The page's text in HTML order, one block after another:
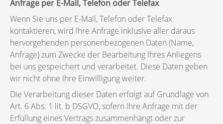
Anfrage per E-Mail, Telefon oder Telefax
Wenn Sie uns per E-Mail, Telefon oder Telefax
kontaktieren, wird Ihre Anfrage inklusive aller daraus
hervorgehenden personenbezogenen Daten (Name,
Anfrage) zum Zwecke der Bearbeitung Ihres Anliegens
bei uns gespeichert und verarbeitet. Diese Daten geben
wir nicht ohne Ihre Einwilligung weiter.
Die Verarbeitung dieser Daten erfolgt auf Grundlage von
Art. 6 Abs. 1 lit. b DSGVO, sofern Ihre Anfrage mit der
Erfüllung eines Vertrags zusammenhängt oder zur